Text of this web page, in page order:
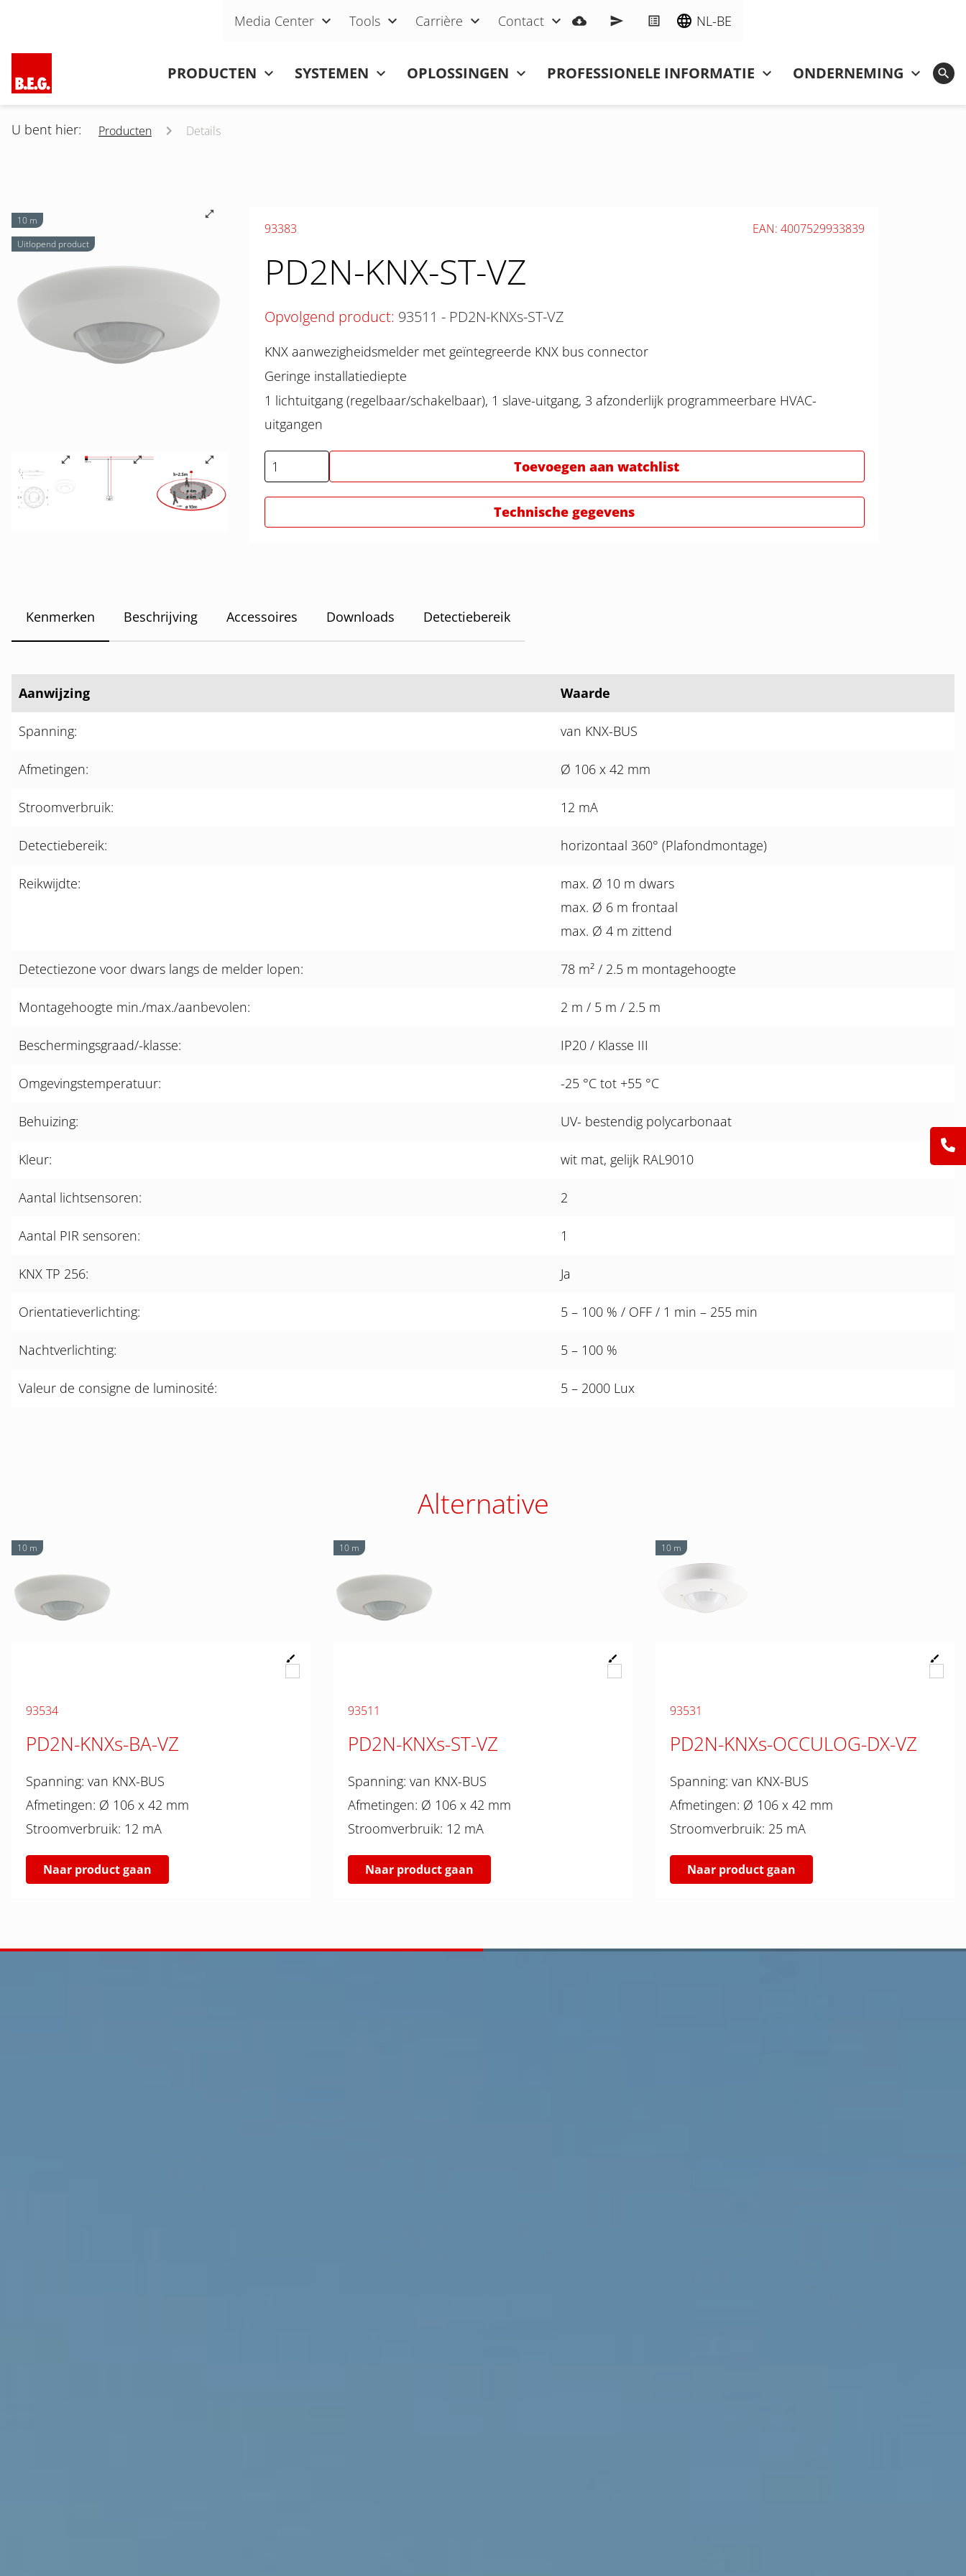
Navigatie overslaan
Media Center Tools Carrière Contact NL-BE
PRODUCTEN SYSTEMEN OPLOSSINGEN PROFESSIONELE INFORMATIE ONDERNEMING
U bent hier: Producten Details
10 m
Uitlopend product
93383 EAN: 4007529933839
PD2N-KNX-ST-VZ
Opvolgend product: 93511 - PD2N-KNXs-ST-VZ
KNX aanwezigheidsmelder met geïntegreerde KNX bus connector
Geringe installatiediepte
1 lichtuitgang (regelbaar/schakelbaar), 1 slave-uitgang, 3 afzonderlijk programmeerbare HVAC-
uitgangen
Toevoegen aan watchlist
Technische gegevens
Kenmerken Beschrijving Accessoires Downloads Detectiebereik
Aanwijzing Waarde
Spanning: van KNX-BUS
Afmetingen: Ø 106 x 42 mm
Stroomverbruik: 12 mA
Detectiebereik: horizontaal 360° (Plafondmontage)
Reikwijdte:
max. Ø 10 m dwars
max. Ø 6 m frontaal
max. Ø 4 m zittend
Detectiezone voor dwars langs de melder lopen: 78 m² / 2.5 m montagehoogte
Montagehoogte min./max./aanbevolen: 2 m / 5 m / 2.5 m
Beschermingsgraad/-klasse: IP20 / Klasse III
Omgevingstemperatuur: -25 °C tot +55 °C
Behuizing: UV- bestendig polycarbonaat
Kleur: wit mat, gelijk RAL9010
Aantal lichtsensoren: 2
Aantal PIR sensoren: 1
KNX TP 256: Ja
Orientatieverlichting: 5 – 100 % / OFF / 1 min – 255 min
Nachtverlichting: 5 – 100 %
Valeur de consigne de luminosité: 5 – 2000 Lux
Alternative
10 m
93534
PD2N-KNXs-BA-VZ
Spanning: van KNX-BUS
Afmetingen: Ø 106 x 42 mm
Stroomverbruik: 12 mA
Naar product gaan
10 m
93511
PD2N-KNXs-ST-VZ
Spanning: van KNX-BUS
Afmetingen: Ø 106 x 42 mm
Stroomverbruik: 12 mA
Naar product gaan
10 m
93531
PD2N-KNXs-OCCULOG-DX-VZ
Spanning: van KNX-BUS
Afmetingen: Ø 106 x 42 mm
Stroomverbruik: 25 mA
Naar product gaan